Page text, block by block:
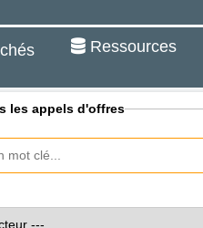
Ressources
les appels d'offres